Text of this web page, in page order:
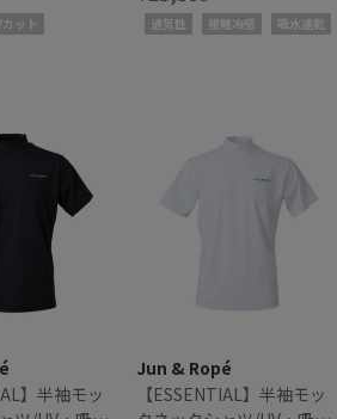
ット
通気性 接触冷感 吸水速乾
】半袖モッ
Jun & Ropé
【ESSENTIAL】半袖モッ